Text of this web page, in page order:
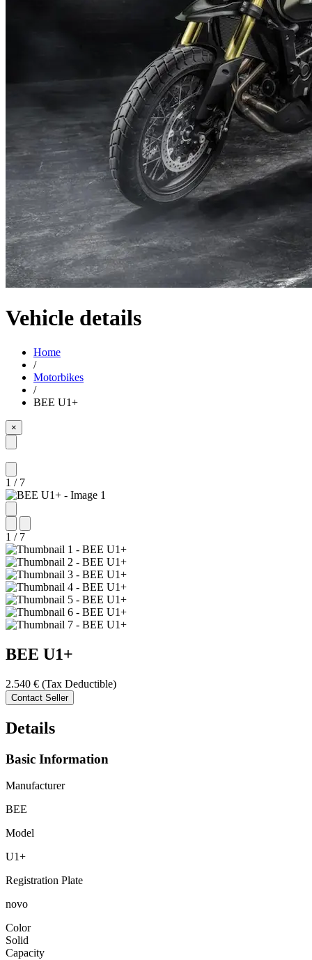
Vehicle details
Home
/
Motorbikes
/
BEE U1+
×
1 / 7
1 / 7
BEE U1+
2.540 € (Tax Deductible)
Contact Seller
Details
Basic Information
Manufacturer
BEE
Model
U1+
Registration Plate
novo
Color
Solid
Capacity